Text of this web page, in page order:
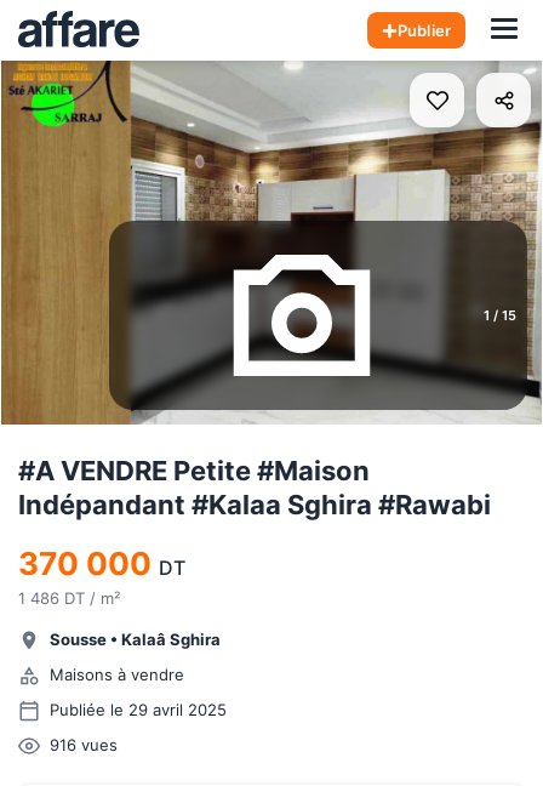
Publier
1 / 15
#A VENDRE Petite #Maison
Indépandant #Kalaa Sghira #Rawabi
370 000 DT
1 486 DT / m²
Sousse • Kalaâ Sghira
Maisons à vendre
Publiée le 29 avril 2025
916 vues